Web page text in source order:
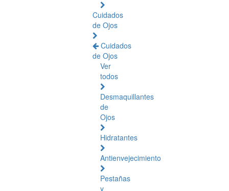
Cuidados
de Ojos
Cuidados
de Ojos
Ver
todos
Desmaquillantes
de
Ojos
Hidratantes
Antienvejecimiento
Pestañas
y